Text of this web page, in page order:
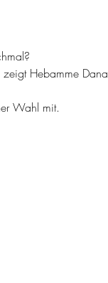
Hebamme Dana
Wahl mit.